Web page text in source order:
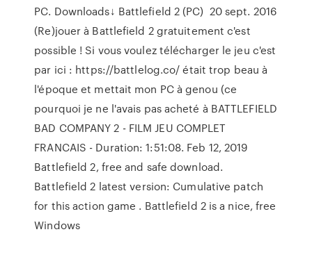
PC. Downloads↓ Battlefield 2 (PC) 20 sept. 2016
(Re)jouer à Battlefield 2 gratuitement c'est
possible ! Si vous voulez télécharger le jeu c'est
par ici : https://battlelog.co/ était trop beau à
l'époque et mettait mon PC à genou (ce
pourquoi je ne l'avais pas acheté à BATTLEFIELD
BAD COMPANY 2 - FILM JEU COMPLET
FRANCAIS - Duration: 1:51:08. Feb 12, 2019
Battlefield 2, free and safe download.
Battlefield 2 latest version: Cumulative patch
for this action game . Battlefield 2 is a nice, free
Windows